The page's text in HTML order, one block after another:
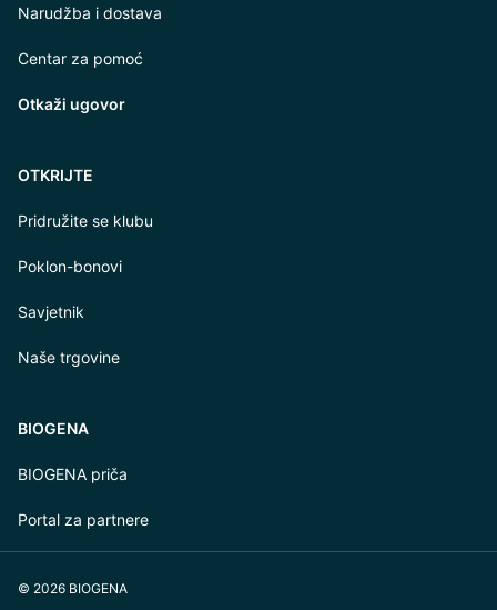
Narudžba i dostava
Centar za pomoć
Otkaži ugovor
OTKRIJTE
Pridružite se klubu
Poklon-bonovi
Savjetnik
Naše trgovine
BIOGENA
BIOGENA priča
Portal za partnere
© 2026 BIOGENA